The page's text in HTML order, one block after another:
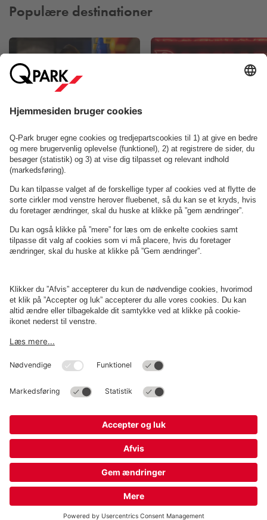
Populære destinationer
Ripley's Believe It
or Not!
Dagmar Teatret
OmQ-Park
Erhverv
Betingelser og politikker
Cookieindstillinger
Operations Denmark A/S